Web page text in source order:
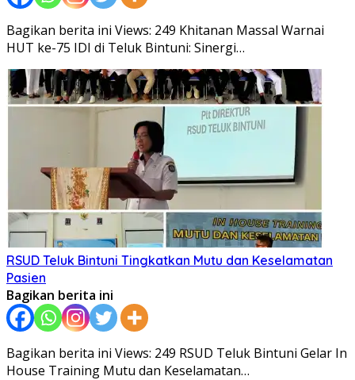
Bagikan berita ini Views: 249 Khitanan Massal Warnai
HUT ke-75 IDI di Teluk Bintuni: Sinergi…
RSUD Teluk Bintuni Tingkatkan Mutu dan Keselamatan
Pasien
Bagikan berita ini
Bagikan berita ini Views: 249 RSUD Teluk Bintuni Gelar In
House Training Mutu dan Keselamatan…